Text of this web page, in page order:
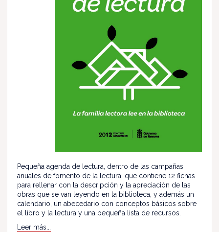
Pequeña agenda de lectura, dentro de las campañas
anuales de fomento de la lectura, que contiene 12 fichas
para rellenar con la descripción y la apreciación de las
obras que se van leyendo en la biblioteca, y además un
calendario, un abecedario con conceptos básicos sobre
el libro y la lectura y una pequeña lista de recursos.
Leer más...